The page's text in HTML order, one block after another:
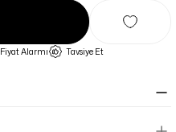
Fiyat Alarmı Tavsiye Et